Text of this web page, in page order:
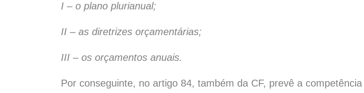
I – o plano plurianual;
II – as diretrizes orçamentárias;
III – os orçamentos anuais.
Por conseguinte, no artigo 84, também da CF, prevê a